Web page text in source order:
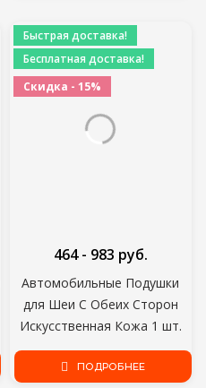
езды
Быстрая доставка!
Бесплатная доставка!
Скидка - 15%
Автомобильные Подушки
для Шеи С Обеих Сторон
Искусственная Кожа 1 шт.
упак. Подголовник Для
Облегчения Головной Боли
464 - 983 руб.
ПОДРОБНЕЕ